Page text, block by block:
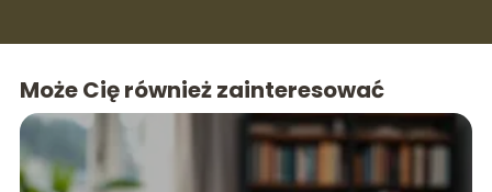
Może Cię również zainteresować